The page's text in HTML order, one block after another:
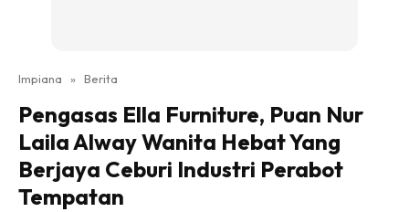
Ruang Makan
Ruang Tamu
Direktori
Interior Design
Impiana » Berita
Pengasas Ella Furniture, Puan Nur
Laila Alway Wanita Hebat Yang
Berjaya Ceburi Industri Perabot
Tempatan